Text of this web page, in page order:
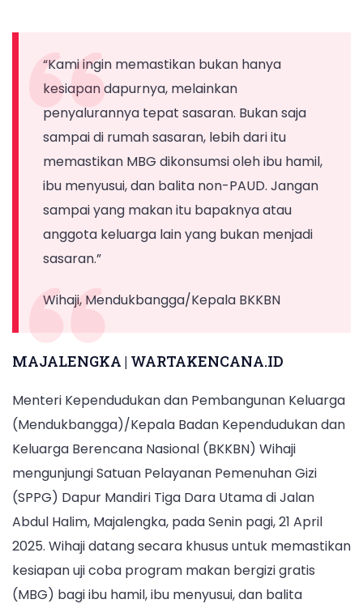
bagi
Kelurahan
(21/4/2025).
“Kami ingin memastikan bukan hanya
kesiapan dapurnya, melainkan
penyalurannya tepat sasaran. Bukan saja
sampai di rumah sasaran, lebih dari itu
memastikan MBG dikonsumsi oleh ibu hamil,
ibu menyusui, dan balita non-PAUD. Jangan
sampai yang makan itu bapaknya atau
anggota keluarga lain yang bukan menjadi
sasaran.”
Wihaji, Mendukbangga/Kepala BKKBN
MAJALENGKA | WARTAKENCANA.ID
Menteri Kependudukan dan Pembangunan Keluarga
(Mendukbangga)/Kepala Badan Kependudukan dan
Keluarga Berencana Nasional (BKKBN) Wihaji
mengunjungi Satuan Pelayanan Pemenuhan Gizi
(SPPG) Dapur Mandiri Tiga Dara Utama di Jalan
Abdul Halim, Majalengka, pada Senin pagi, 21 April
2025. Wihaji datang secara khusus untuk memastikan
kesiapan uji coba program makan bergizi gratis
(MBG) bagi ibu hamil, ibu menyusui, dan balita